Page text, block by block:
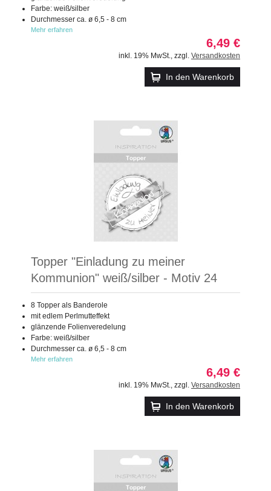
Farbe: weiß/silber
Durchmesser ca. ø 6,5 - 8 cm
Mehr erfahren
6,49 €
inkl. 19% MwSt. zzgl. Versandkosten
In den Warenkorb
Topper "Einladung zu meiner
Kommunion" weiß/silber - Motiv 24
8 Topper als Banderole
mit edlem Perlmutteffekt
glänzende Folienveredelung
Farbe: weiß/silber
Durchmesser ca. ø 6,5 - 8 cm
Mehr erfahren
6,49 €
inkl. 19% MwSt. zzgl. Versandkosten
In den Warenkorb